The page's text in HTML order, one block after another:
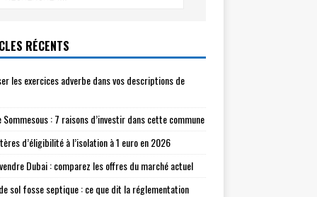
RÉCENTS
les exercices adverbe dans vos descriptions de
Sommesous : 7 raisons d’investir dans cette commune
d’éligibilité à l’isolation à 1 euro en 2026
Dubai : comparez les offres du marché actuel
sol fosse septique : ce que dit la réglementation